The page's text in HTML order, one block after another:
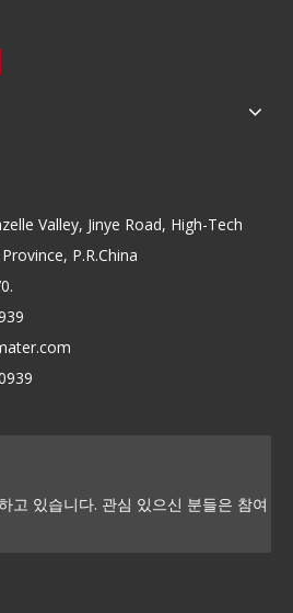
Valley, Jinye Road, High-Tech
P.R.China
고 있습니다. 관심 있으신 분들은 참여